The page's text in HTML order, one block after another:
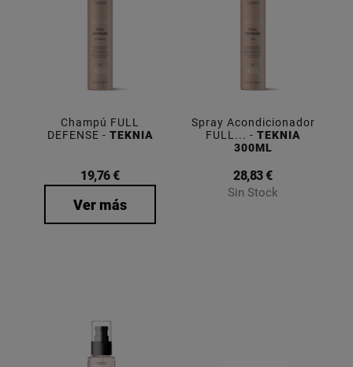
Champú FULL
DEFENSE - TEKNIA
19,76 €
Ver más
Spray Acondicionador
FULL... - TEKNIA
300ML
28,83 €
Sin Stock